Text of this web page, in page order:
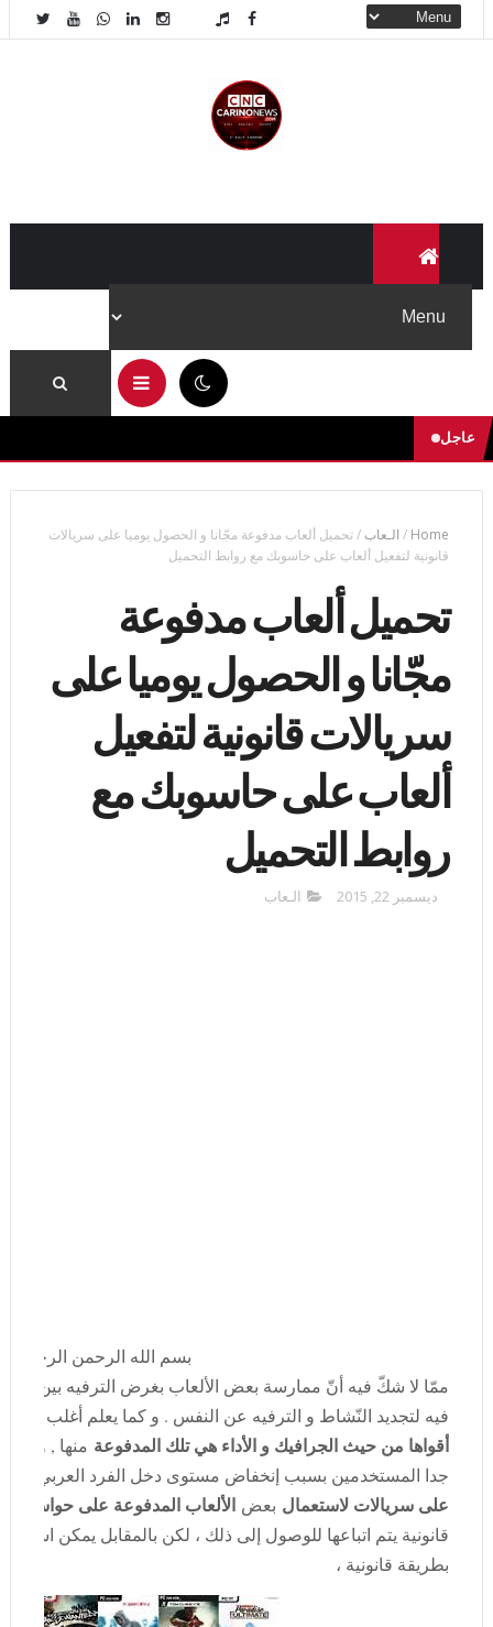
عاجل
Home
/ الـعاب /تحميل ألعاب مدفوعة مجّانا و الحصول يوميا على سريالات
قانونية لتفعيل ألعاب على حاسوبك مع روابط التحميل
تحميل ألعاب مدفوعة
مجّانا و الحصول يوميا على
سريالات قانونية لتفعيل
ألعاب على حاسوبك مع
روابط التحميل
ديسمبر 22, 2015 الـعاب
بسم الله الرحمن الرحيم .
ممّا لا شكّ فيه أنّ ممارسة بعض الألعاب بغرض الترفيه بين
فيه لتجديد النّشاط و الترفيه عن النفس . و كما يعلم أغلب
أقواها من حيث الجرافيك و الأداء هي تلك المدفوعة منها , و
جدا المستخدمين بسبب إنخفاض مستوى دخل الفرد العربي ؛وهذه
على سريالات لاستعمال بعض الألعاب المدفوعة على حواسبنا
قانونية يتم اتباعها للوصول إلى ذلك ، لكن بالمقابل يمكن
بطريقة قانونية ،